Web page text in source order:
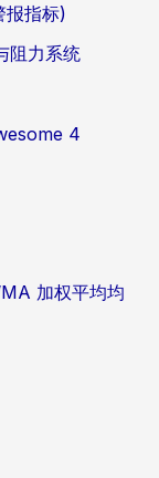
指标)
阻力系统
4
加权平均均